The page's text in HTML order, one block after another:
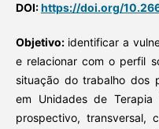
DOI:https://doi.org/
Objetivo: identificar a
e relacionar com o perfil
situação do trabalho dos
em Unidades de
prospectivo, transversal,